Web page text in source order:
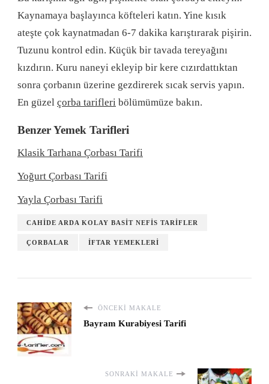
Kaynamaya başlayınca köfteleri katın. Yine kısık
ateşte çok kaynatmadan 6-7 dakika karıştırarak pişirin.
Tuzunu kontrol edin. Küçük bir tavada tereyağını
kızdırın. Kuru naneyi ekleyip bir kere cızırdattıktan
sonra çorbanın üzerine gezdirerek sıcak servis yapın.
En güzel çorba tarifleri bölümümüze bakın.
Benzer Yemek Tarifleri
Klasik Tarhana Çorbası Tarifi
Yoğurt Çorbası Tarifi
Yayla Çorbası Tarifi
CAHIDE ARDA KOLAY BASIT NEFIS TARIFLER
ÇORBALAR İFTAR YEMEKLERI
ÖNCEKI MAKALE
Bayram Kurabiyesi Tarifi
SONRAKI MAKALE